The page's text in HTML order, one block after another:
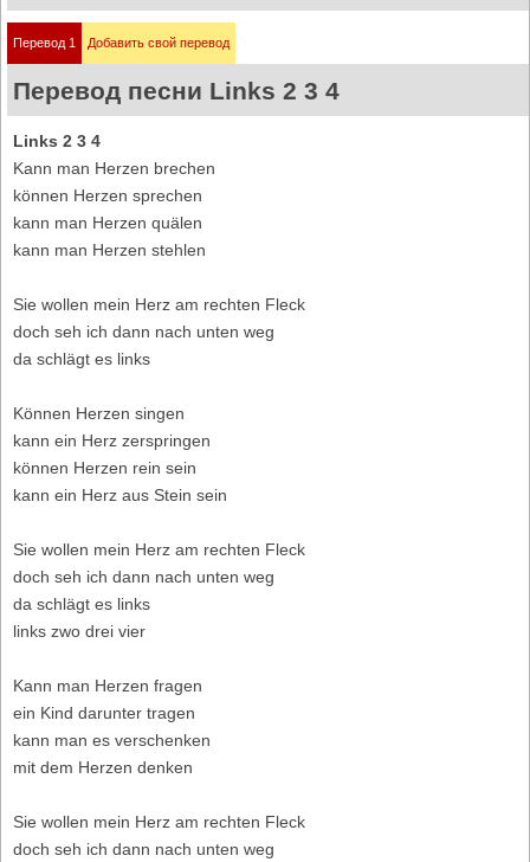
Перевод 1 Добавить свой перевод
Перевод песни Links 2 3 4
Links 2 3 4
Kann man Herzen brechen
können Herzen sprechen
kann man Herzen quälen
kann man Herzen stehlen
Sie wollen mein Herz am rechten Fleck
doch seh ich dann nach unten weg
da schlägt es links
Können Herzen singen
kann ein Herz zerspringen
können Herzen rein sein
kann ein Herz aus Stein sein
Sie wollen mein Herz am rechten Fleck
doch seh ich dann nach unten weg
da schlägt es links
links zwo drei vier
Kann man Herzen fragen
ein Kind darunter tragen
kann man es verschenken
mit dem Herzen denken
Sie wollen mein Herz am rechten Fleck
doch seh ich dann nach unten weg